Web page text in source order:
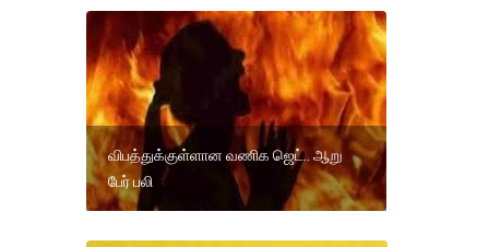
விபத்துக்குள்ளான வணிக ஜெட்.. ஆறு
பேர் பலி